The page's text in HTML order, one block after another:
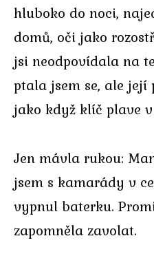
hluboko do noci,
domů, oči jako
jsi neodpovídala na
ptala jsem se, ale
jako když klíč plave v
Jen mávla rukou:
jsem s kamarády v
vypnul baterku.
zapomněla zavolat.